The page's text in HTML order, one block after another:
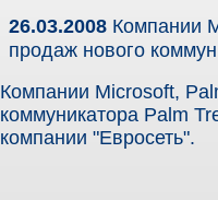
26.03.2008 Компании
продаж нового
Компании Microsoft,
коммуникатора Palm
компании "Евросеть".